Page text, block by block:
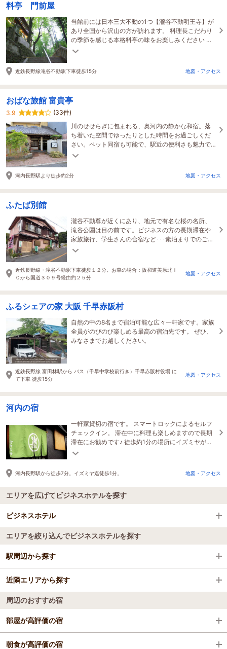
料亭 門前屋
当館前には日本三大不動の1つ【瀧谷不動明王寺】が
あり全国から沢山の方が訪れます。 料理長こだわり
の季節を感じる本格料亭の味をお楽しみください ≪
慶事、弔事、法要、法事のお席にもご利用ください
近鉄長野線滝谷不動駅下車徒歩15分 地図・アクセス
おばな旅館 富貴亭
3.9
(33件)
川のせせらぎに包まれる、奥河内の静かな和宿。落
ち着いた空間でゆったりとした時間をお過ごしくだ
さい。ペット同宿も可能で、駅近の便利さも魅力で
す。
河内長野駅より徒歩約2分 地図・アクセス
ふたば別館
瀧谷不動尊が近くにあり、地元で有名な桜の名所、
滝谷公園は目の前です。ビジネスの方の長期滞在や
家族旅行、学生さんの合宿など･･･素泊まりでのご宿
泊にご利用ください。
近鉄長野線・滝谷不動駅下車徒歩１２分。お車の場合：阪和道美原北Ｉ
Ｃから国道３０９号経由約２５分
地図・アクセス
ふるシェアの家 大阪 千早赤阪村
自然の中の8名まで宿泊可能な広々一軒家です。家族
全員がのびのび楽しめる最高の宿泊先です。 ぜひ、
みなさまでお越しください。
近鉄長野線 富田林駅から バス（千早中学校前行き）千早赤阪村役場 に
て下車 徒歩15分
地図・アクセス
河内の宿
一軒家貸切の宿です。 スマートロックによるセルフ
チェックイン。 滞在中に料理も楽しめますので長期
滞在にお勧めです♪ 徒歩約1分の場所にイズミヤがご
ざいますので買物の利便性も抜群です。
河内長野駅から徒歩7分。イズミヤ迄徒歩1分。 地図・アクセス
エリアを広げてビジネスホテルを探す
ビジネスホテル
全国のビジネスホテル
大阪東部（寝屋川・守口・門真・東大阪）
エリアを絞り込んでビジネスホテルを探す
駅周辺から探す
滝谷不動駅
近隣エリアから探す
東大阪・八尾
周辺のおすすめ宿
部屋が高評価の宿
スーパーホテル門真 天然温泉 花乃井秀吉ゆかり
朝食が高評価の宿